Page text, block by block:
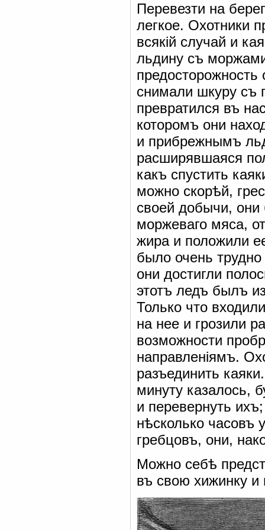
Перевезти на
легкое. Охотники
всякій случай и
льдину съ
снимали шкуру съ
превратился въ
которомъ они
и прибрежнымъ
расширявшаяся
какъ спустить
можно скорѣй,
своей добычи, они
моржеваго мяса,
жира и положили
было очень
они достигли
этотъ ледъ былъ
Только что
на нее и грозили
возможности
направленіямъ.
разъединить
минуту казалось,
и перевернуть
нѣсколько часовъ
гребцовъ, они,
Можно себѣ
въ свою хижинку